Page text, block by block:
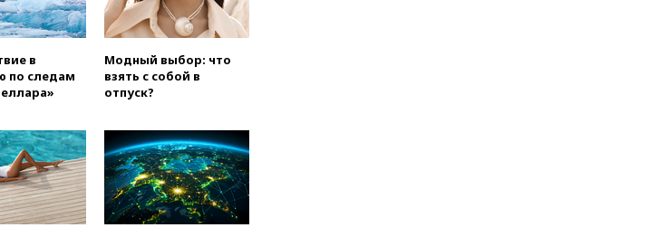
вчера, 21:26
Лидеры сборной
РФ по гимнастике получили
Хорватии
вчера, 21:15Пентагон
НЛО
вчера, 21:00На границе
Украины с Польшей скопилось
свыше 6,5 тысячи грузовиков
вчера, 20:53Швыдкой:
в
по следам
Модный выбор: что
взять с собой в
отпуск?